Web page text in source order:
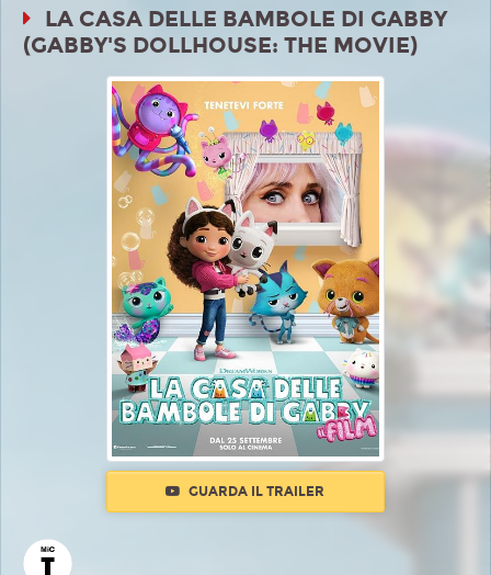
LA CASA DELLE BAMBOLE DI GABBY
(GABBY'S DOLLHOUSE: THE MOVIE)
GUARDA IL TRAILER